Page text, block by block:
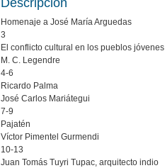
Homenaje a José María Arguedas
3
El conflicto cultural en los pueblos jóvenes
M. C. Legendre
4-6
Ricardo Palma
José Carlos Mariátegui
7-9
Pajatén
Víctor Pimentel Gurmendi
10-13
Juan Tomás Tuyri Tupac, arquitecto indio